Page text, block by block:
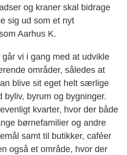
og kraner skal bidrage
sig ud som et nyt
Aarhus K.
vi i gang med at udvikle
områder, således at
blive sit eget helt særlige
byliv, byrum og bygninger.
kvarter, hvor der både
børnefamilier og andre
samt til butikker, caféer
også et område, hvor der